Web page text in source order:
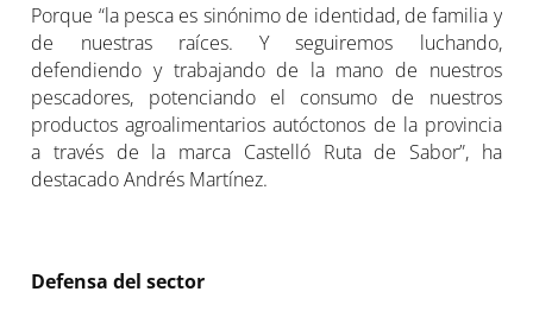
Porque “la pesca es sinónimo de identidad, de familia y
de nuestras raíces. Y seguiremos luchando,
defendiendo y trabajando de la mano de nuestros
pescadores, potenciando el consumo de nuestros
productos agroalimentarios autóctonos de la provincia
a través de la marca Castelló Ruta de Sabor”, ha
destacado Andrés Martínez.
Defensa del sector